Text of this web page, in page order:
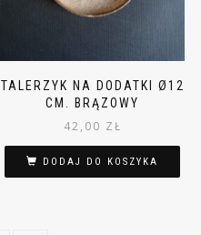
TALERZYK NA DODATKI Ø12
CM. BRĄZOWY
42,00 ZŁ
DODAJ DO KOSZYKA